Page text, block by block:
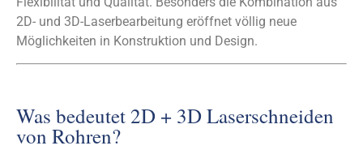
2D- und 3D-Laserbearbeitung eröffnet völlig neue
Möglichkeiten in Konstruktion und Design.
Was bedeutet 2D + 3D Laserschneiden
von Rohren?